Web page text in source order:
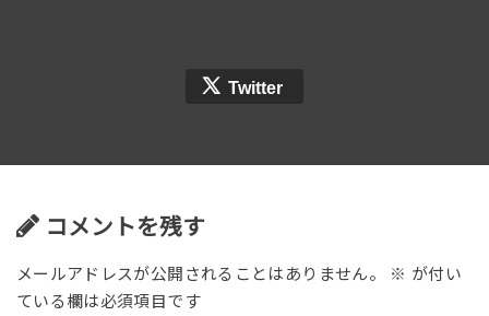
Twitter
コメントを残す
メールアドレスが公開されることはありません。 ※ が付い
ている欄は必須項目です